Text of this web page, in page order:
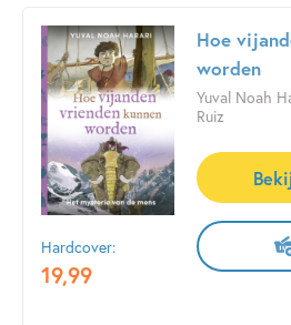
Hardcover:
19,99
Hoe
worden
Yuval Noah
Ruiz